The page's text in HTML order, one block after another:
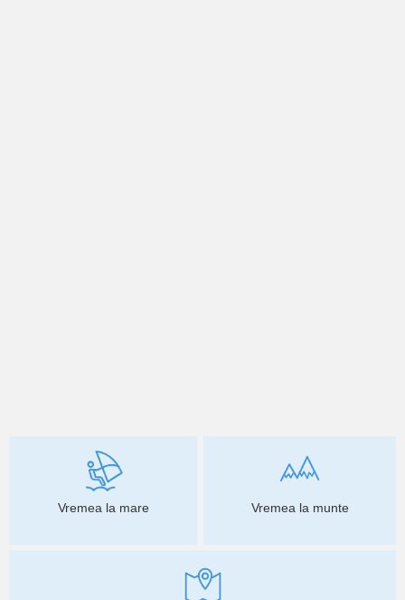
Vremea la mare Vremea la munte